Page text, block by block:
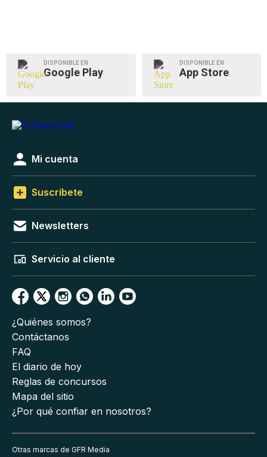
DISPONIBLE EN
Google Play
DISPONIBLE EN
App Store
Mi cuenta
Suscríbete
Newsletters
Servicio al cliente
¿Quiénes somos?
Contáctanos
FAQ
El diario de hoy
Reglas de concursos
Mapa del sitio
¿Por qué confiar en nosotros?
Otras marcas de GFR Media